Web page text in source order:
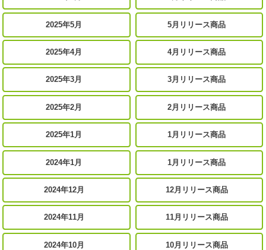
2025年5月 5月リリース商品
2025年4月 4月リリース商品
2025年3月 3月リリース商品
2025年2月 2月リリース商品
2025年1月 1月リリース商品
2024年1月 1月リリース商品
2024年12月 12月リリース商品
2024年11月 11月リリース商品
2024年10月 10月リリース商品